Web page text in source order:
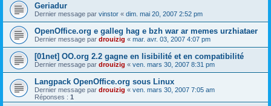
Geriadur
Dernier message par vinstor « dim. mai 20, 2007 2:52 pm
OpenOffice.org e galleg hag e bzh war ar memes urzhiataer
Dernier message par drouizig « mar. avr. 03, 2007 4:07 pm
[01net] OO.org 2.2 gagne en lisibilité et en compatibilité
Dernier message par drouizig « ven. mars 30, 2007 8:31 pm
Langpack OpenOffice.org sous Linux
Dernier message par drouizig « ven. mars 30, 2007 7:05 am
Réponses : 1